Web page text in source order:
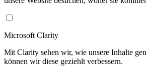
Microsoft Clarity
Mit Clarity sehen wir, wie unsere Inhalte
können wir diese geziehlt verbessern.